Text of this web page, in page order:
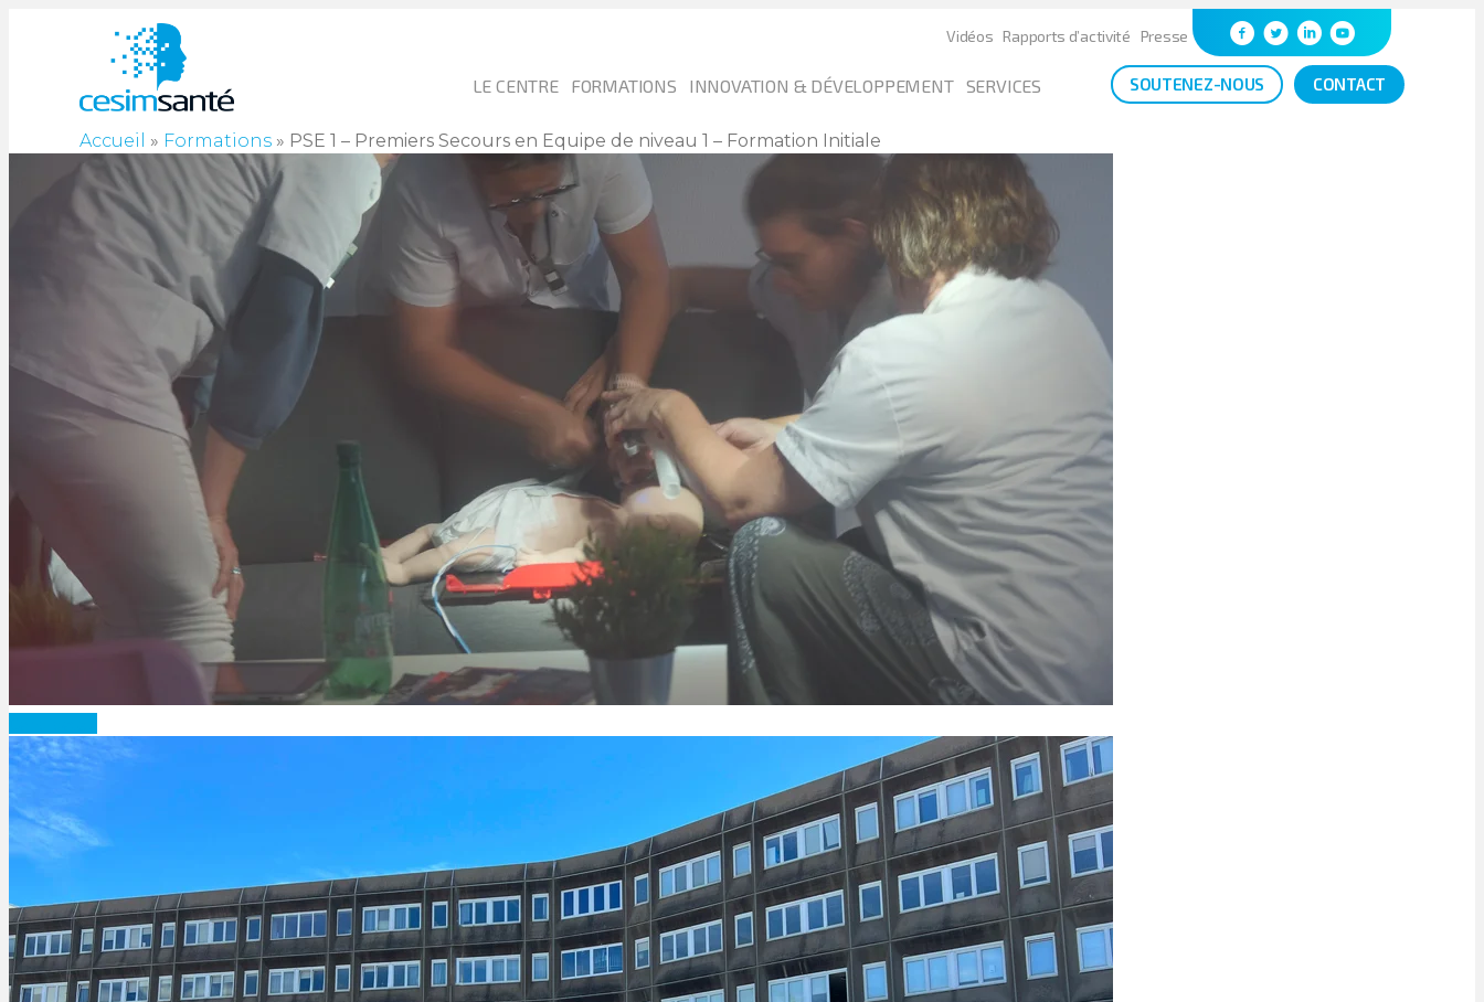
Vidéos Rapports d’activité Presse
LE CENTRE FORMATIONS INNOVATION & DÉVELOPPEMENT SERVICES SOUTENEZ-NOUS CONTACT
Accueil » Formations » PSE 1 – Premiers Secours en Equipe de niveau 1 – Formation Initiale